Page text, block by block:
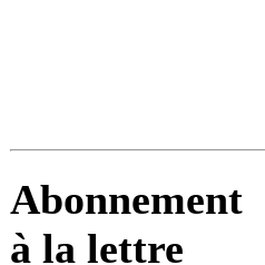
Abonnement
à la lettre